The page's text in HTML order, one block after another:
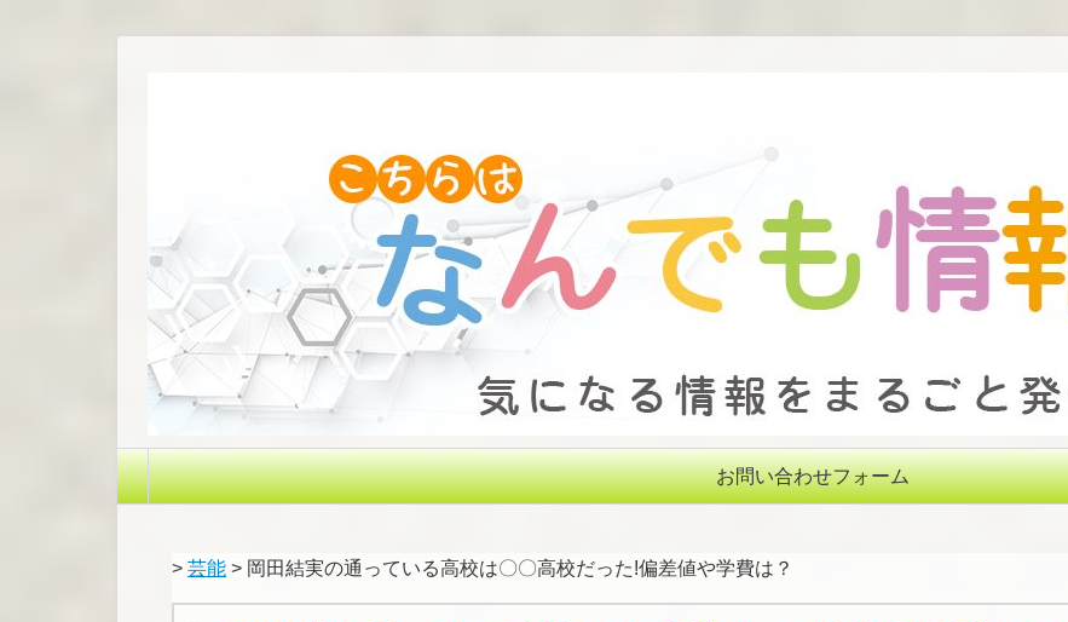
お問い合わせフォーム
> 芸能 > 岡田結実の通っている高校は〇〇高校だった!偏差値や学費は？